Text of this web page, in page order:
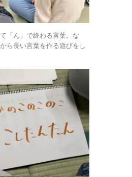
「ん」で終わる言葉。な
ら長い言葉を作る遊びをし